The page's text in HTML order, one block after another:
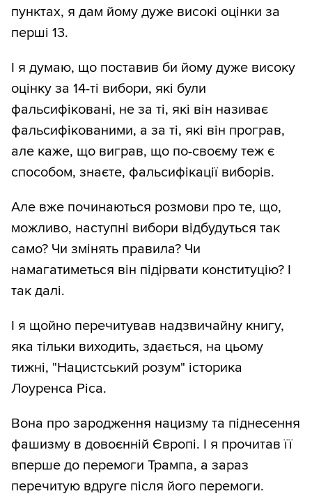
пунктах, я дам йому дуже високі оцінки за
перші 13.
І я думаю, що поставив би йому дуже високу
оцінку за 14-ті вибори, які були
фальсифіковані, не за ті, які він називає
фальсифікованими, а за ті, які він програв,
але каже, що виграв, що по-своєму теж є
способом, знаєте, фальсифікації виборів.
Але вже починаються розмови про те, що,
можливо, наступні вибори відбудуться так
само? Чи змінять правила? Чи
намагатиметься він підірвати конституцію? І
так далі.
І я щойно перечитував надзвичайну книгу,
яка тільки виходить, здається, на цьому
тижні, "Нацистський розум" історика
Лоуренса Ріса.
Вона про зародження нацизму та піднесення
фашизму в довоєнній Європі. І я прочитав її
вперше до перемоги Трампа, а зараз
перечитую вдруге після його перемоги.